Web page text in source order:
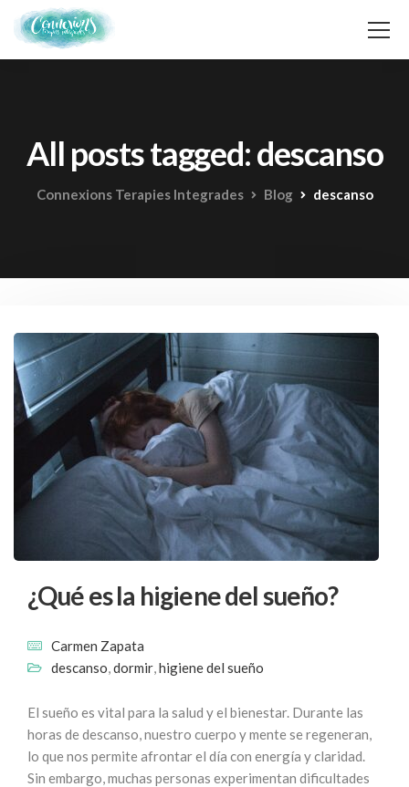
All posts tagged: descanso
Connexions Terapies Integrades Blog descanso
¿Qué es la higiene del sueño?
Carmen Zapata
descanso,dormir,higiene del sueño
El sueño es vital para la salud y el bienestar. Durante las
horas de descanso, nuestro cuerpo y mente se regeneran,
lo que nos permite afrontar el día con energía y claridad.
Sin embargo, muchas personas experimentan dificultades